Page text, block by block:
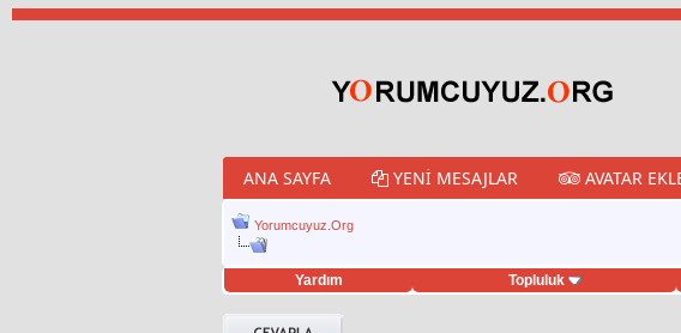
ANA SAYFA YENI MESAJLAR AVATAR
Yorumcuyuz.Org
Yardım Topluluk
twitter retweet hilesi